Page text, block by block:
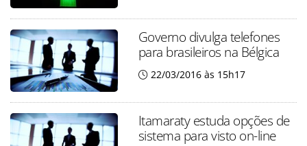
Governo divulga telefones
para brasileiros na Bélgica
22/03/2016 às 15h17
Itamaraty estuda opções de
sistema para visto on-line